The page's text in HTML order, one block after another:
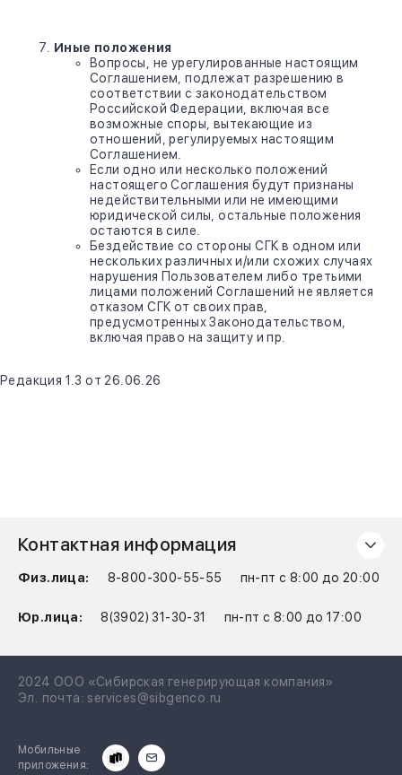
Иные положения
Вопросы, не урегулированные настоящим
Соглашением, подлежат разрешению в
соответствии с законодательством
Российской Федерации, включая все
возможные споры, вытекающие из
отношений, регулируемых настоящим
Соглашением.
Если одно или несколько положений
настоящего Соглашения будут признаны
недействительными или не имеющими
юридической силы, остальные положения
остаются в силе.
Бездействие со стороны СГК в одном или
нескольких различных и/или схожих случаях
нарушения Пользователем либо третьими
лицами положений Соглашений не является
отказом СГК от своих прав,
предусмотренных Законодательством,
включая право на защиту и пр.
Редакция 1.3 от 26.06.26
Контактная информация
Физ.лица: 8-800-300-55-55 пн-пт с 8:00 до 20:00
Юр.лица: 8(3902) 31-30-31 пн-пт с 8:00 до 17:00
2024 ООО «Сибирская генерирующая компания»
Эл. почта: services@sibgenco.ru
Мобильные
приложения: